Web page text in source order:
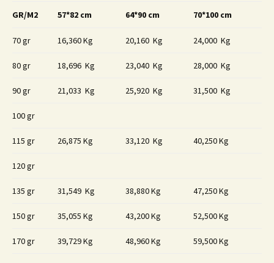
GR/M2 57*82 cm 64*90 cm 70*100 cm
70 gr 16,360 Kg 20,160 Kg 24,000 Kg
80 gr 18,696 Kg 23,040 Kg 28,000 Kg
90 gr 21,033 Kg 25,920 Kg 31,500 Kg
100 gr
115 gr 26,875 Kg 33,120 Kg 40,250 Kg
120 gr
135 gr 31,549 Kg 38,880 Kg 47,250 Kg
150 gr 35,055 Kg 43,200 Kg 52,500 Kg
170 gr 39,729 Kg 48,960 Kg 59,500 Kg